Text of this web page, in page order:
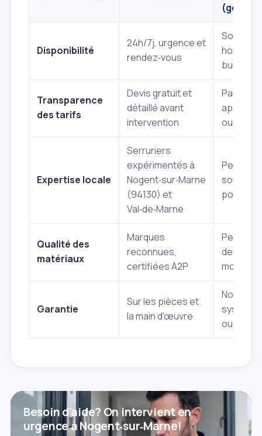
Disponibilité
24h/7j, urgence et
rendez‑vous
Souvent
horaires
bureau
Transparence
des tarifs
Devis gratuit et
détaillé avant
intervention
Parfois
ou
Expertise locale
Serruriers
expérimentés à
Nogent‑sur‑Marne
(94130) et
Val‑de‑Marne
Peut
possible
Qualité des
matériaux
Marques
reconnues,
certifiées A2P
Peut
des
moins
Garantie
Sur les pièces et
la main d'œuvre
Non
ou limitée
Besoin d'aide? On intervient en
urgence à Nogent‑sur‑Marne!